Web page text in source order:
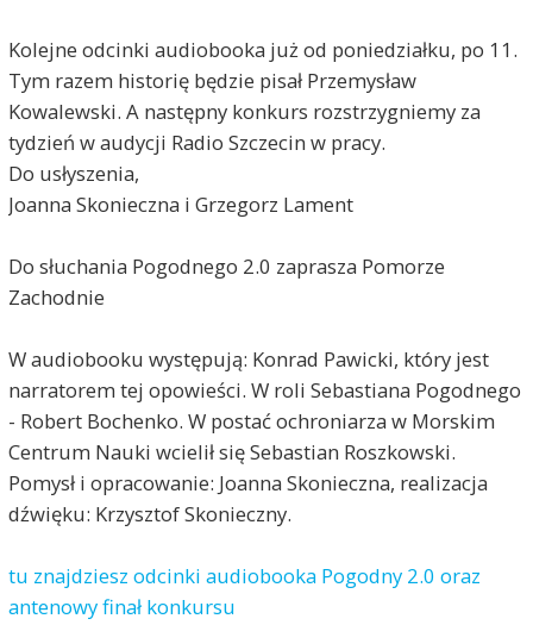
Kolejne odcinki audiobooka już od poniedziałku, po 11.
Tym razem historię będzie pisał Przemysław
Kowalewski. A następny konkurs rozstrzygniemy za
tydzień w audycji Radio Szczecin w pracy.
Do usłyszenia,
Joanna Skonieczna i Grzegorz Lament
Do słuchania Pogodnego 2.0 zaprasza Pomorze
Zachodnie
W audiobooku występują: Konrad Pawicki, który jest
narratorem tej opowieści. W roli Sebastiana Pogodnego
- Robert Bochenko. W postać ochroniarza w Morskim
Centrum Nauki wcielił się Sebastian Roszkowski.
Pomysł i opracowanie: Joanna Skonieczna, realizacja
dźwięku: Krzysztof Skonieczny.
tu znajdziesz odcinki audiobooka Pogodny 2.0 oraz
antenowy finał konkursu